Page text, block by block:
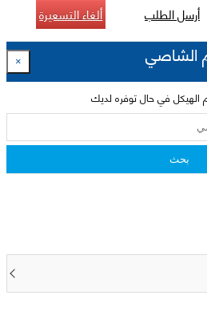
أرسل الطلب ألغاء التسعيرة
الشاصي ×
الهيكل في حال توفره لديك
بحث